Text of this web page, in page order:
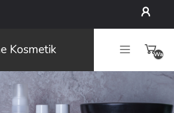
Konto
Kosmetik